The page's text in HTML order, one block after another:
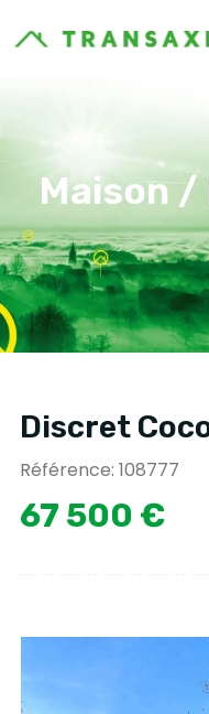
Maison /
Discret
Référence: 108777
67 500 €